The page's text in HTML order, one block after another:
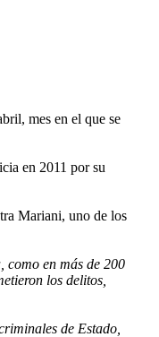
mes en el que se
en 2011 por su
Mariani, uno de los
como en más de 200
los delitos,
de Estado,